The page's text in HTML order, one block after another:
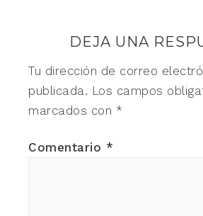
DEJA UNA
Tu dirección de correo
publicada. Los campos
marcados con *
Comentario *